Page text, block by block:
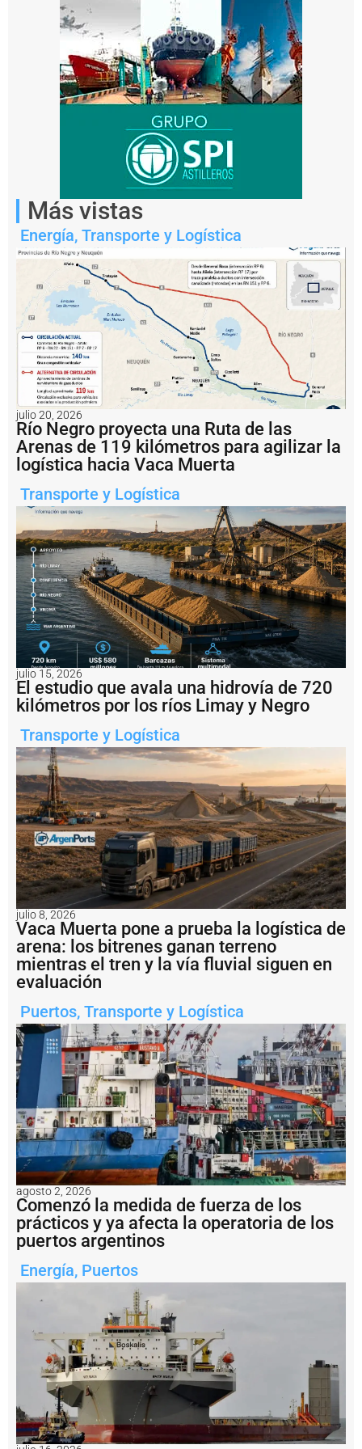
Notas
relacionadas
S
n
F
e
li
c
it
l
a
r
e
a
ti
v
a
c
i
n
d
e
l
a
h
i
s
t
ó
ri
c
a
T
e
r
m
i
n
a
l
I
d
e
l
P
u
e
o
V
il
l
a
C
o
n
s
ti
u
c
a
s
i
Más vistas
Energía, Transporte y Logística
julio 20, 2026
Río Negro proyecta una Ruta de las
Arenas de 119 kilómetros para agilizar la
logística hacia Vaca Muerta
Transporte y Logística
julio 15, 2026
El estudio que avala una hidrovía de 720
kilómetros por los ríos Limay y Negro
Transporte y Logística
julio 8, 2026
Vaca Muerta pone a prueba la logística de
arena: los bitrenes ganan terreno
mientras el tren y la vía fluvial siguen en
evaluación
Puertos, Transporte y Logística
agosto 2, 2026
Comenzó la medida de fuerza de los
prácticos y ya afecta la operatoria de los
puertos argentinos
Energía, Puertos